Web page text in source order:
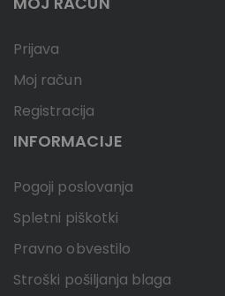
Prijava
Moj račun
Registracija
INFORMACIJE
Pogoji poslovanja
Spletni piškotki
Pravno obvestilo
Stroški pošiljanja blaga